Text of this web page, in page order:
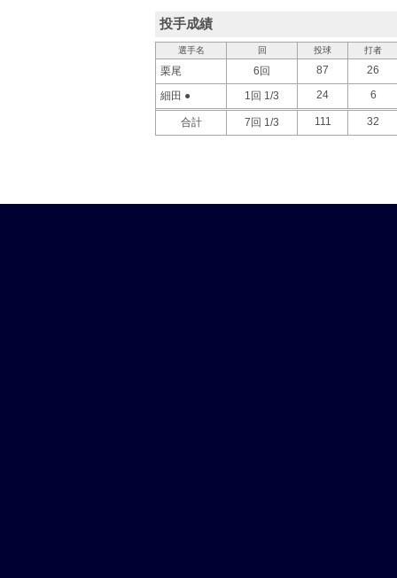
投手成績
選手名 回 投球 打者
栗尾 6回 87 26
細田 ● 1回 1/3 24 6
合計 7回 1/3 111 32